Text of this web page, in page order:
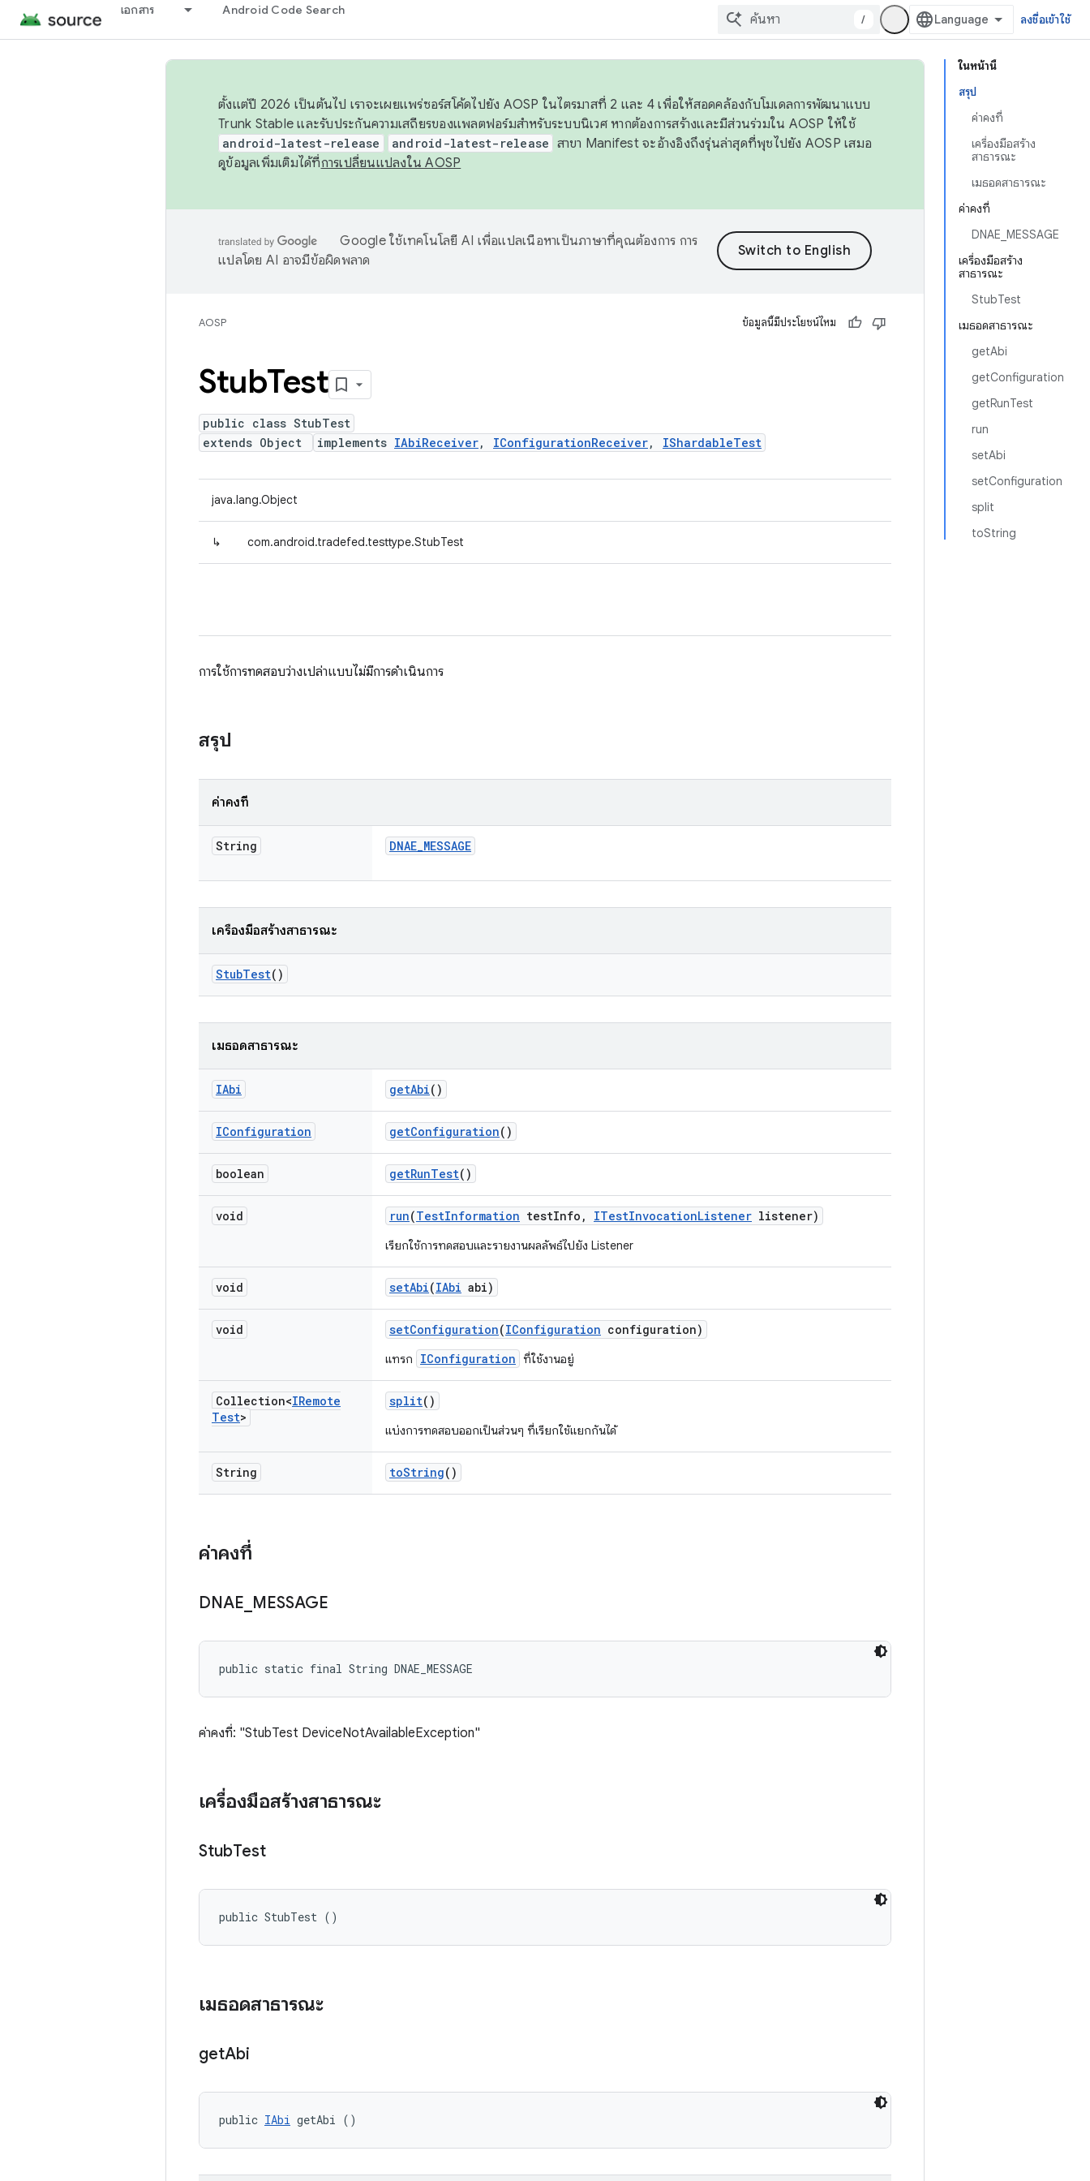
เอกสาร Android Code Search
/ ลงชื่อเข้าใช้
ในหน้านี้
สรุป
ค่าคงที่
เครื่องมือสร้าง
สาธารณะ
เมธอดสาธารณะ
ค่าคงที่
DNAE_MESSAGE
เครื่องมือสร้าง
สาธารณะ
StubTest
เมธอดสาธารณะ
getAbi
getConfiguration
getRunTest
run
setAbi
setConfiguration
split
toString
ตั้งแต่ปี 2026 เป็นต้นไป เราจะเผยแพร่ซอร์สโค้ดไปยัง AOSP ในไตรมาสที่ 2 และ 4 เพื่อให้สอดคล้องกับโมเดลการพัฒนาแบบ
Trunk Stable และรับประกันความเสถียรของแพลตฟอร์มสำหรับระบบนิเวศ หากต้องการสร้างและมีส่วนร่วมใน AOSP ให้ใช้
android-latest-release android-latest-release สาขา Manifest จะอ้างอิงถึงรุ่นล่าสุดที่พุชไปยัง AOSP เสมอ
ดูข้อมูลเพิ่มเติมได้ที่การเปลี่ยนแปลงใน AOSP
Google ใช้เทคโนโลยี AI เพื่อแปลเนื้อหาเป็นภาษาที่คุณต้องการ การ
แปลโดย AI อาจมีข้อผิดพลาด
AOSP ข้อมูลนี้มีประโยชน์ไหม
StubTest
public class StubTest
extends Object
implements IAbiReceiver, IConfigurationReceiver, IShardableTest
java.lang.Object
↳ com.android.tradefed.testtype.StubTest
การใช้การทดสอบว่างเปล่าแบบไม่มีการดำเนินการ
สรุป
ค่าคงที่
String DNAE_MESSAGE
เครื่องมือสร้างสาธารณะ
StubTest()
เมธอดสาธารณะ
IAbi getAbi()
IConfiguration getConfiguration()
boolean getRunTest()
void run(TestInformation testInfo , ITestInvocationListener listener)
เรียกใช้การทดสอบและรายงานผลลัพธ์ไปยัง Listener
void setAbi(IAbi abi)
void setConfiguration(IConfiguration configuration)
แทรก IConfiguration ที่ใช้งานอยู่
Collection<IRemote
Test>
split()
แบ่งการทดสอบออกเป็นส่วนๆ ที่เรียกใช้แยกกันได้
String toString()
ค่าคงที่
DNAE MESSAGE
public static final String DNAE_MESSAGE
ค่าคงที่: "StubTest DeviceNotAvailableException"
เครื่องมือสร้างสาธารณะ
StubTest
public StubTest ()
เมธอดสาธารณะ
getAbi
public IAbi getAbi ()